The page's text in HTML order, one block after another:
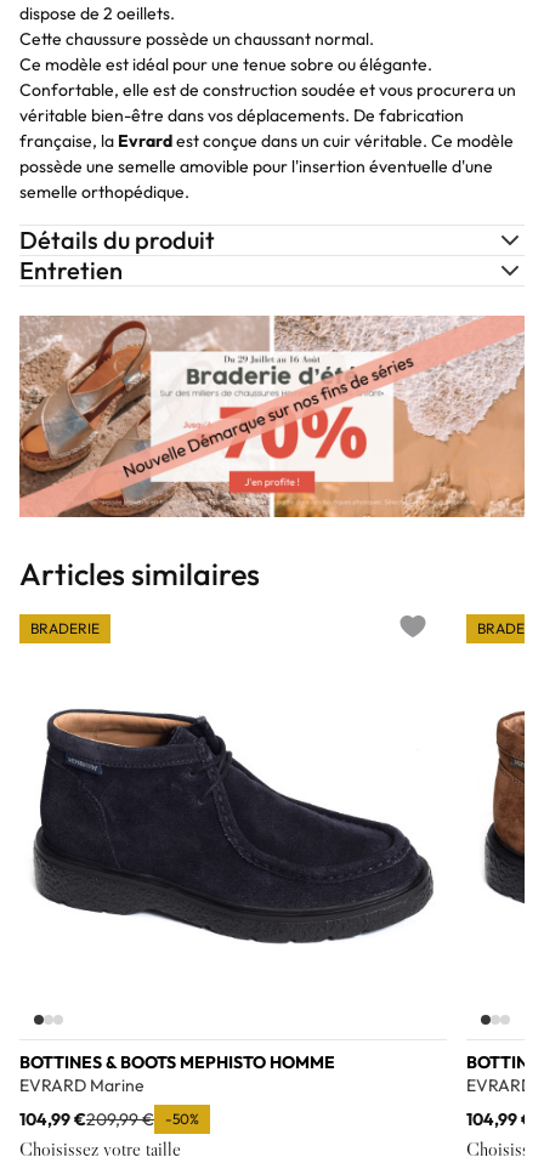
dispose de 2 oeillets.
Cette chaussure possède un chaussant normal.
Ce modèle est idéal pour une tenue sobre ou élégante.
Confortable, elle est de construction soudée et vous procurera un
véritable bien-être dans vos déplacements. De fabrication
française, la Evrardest conçue dans un cuir véritable. Ce modèle
possède une semelle amovible pour l'insertion éventuelle d'une
semelle orthopédique.
Détails du produit
Entretien
Articles similaires
BOTTINES & BOOTS MEPHISTO HOMME
EVRARD Marine
104,99 €209,99 € -50%
Choisissez votre taille
BRADERIE
EVRARD
104,99 €